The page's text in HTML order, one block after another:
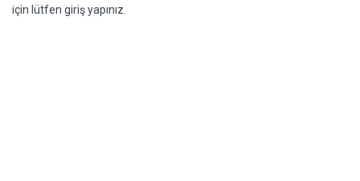
için lütfen giriş yapınız.